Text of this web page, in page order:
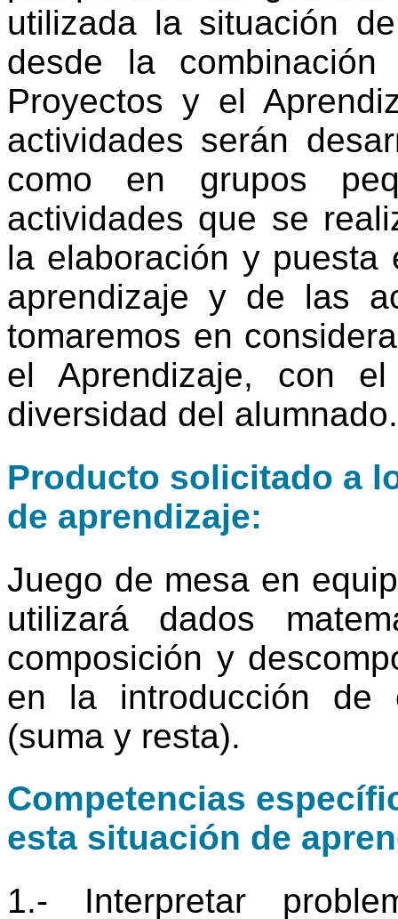
utilizada la situación
desde la
Proyectos y el
actividades serán
como en grupos
actividades que se
la elaboración y
aprendizaje y de las
tomaremos en
el Aprendizaje, con
diversidad del
Producto solicitado a
de aprendizaje:
Juego de mesa en
utilizará dados
composición y
en la introducción de
(suma y resta).
Competencias
esta situación de
1.- Interpretar